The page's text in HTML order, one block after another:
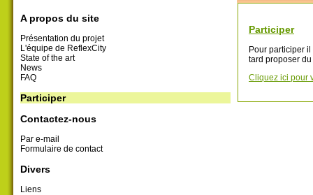
A propos du site
Présentation du projet
L'équipe de ReflexCity
State of the art
News
FAQ
Participer
Contactez-nous
Par e-mail
Formulaire de contact
Divers
Liens
Participer
Pour participer
tard proposer
Cliquez ici pour